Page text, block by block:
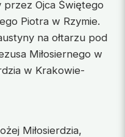
przez Ojca Świętego
Piotra w Rzymie.
na ołtarzu pod
Miłosiernego w
w Krakowie-
Miłosierdzia,